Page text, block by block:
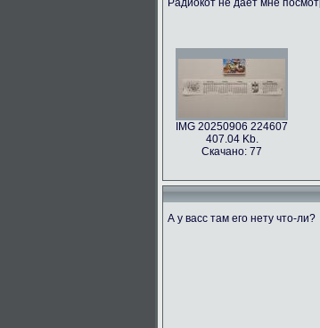
IMG 20250906 224607
407.04 Kb.
Скачано: 77
А у васс там его нету что-ли?